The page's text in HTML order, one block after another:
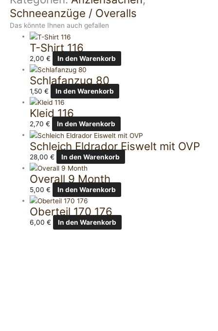
Schneeanzüge / Overalls
Das könnte Ihnen auch gefallen
T-Shirt 116
2,00€ In den Warenkorb
Schlafanzug 80
1,50€ In den Warenkorb
Kleid 116
2,70€ In den Warenkorb
Schleich Eldrador Eiswelt mit OVP
28,00€ In den Warenkorb
Overall 9 Month
5,00€ In den Warenkorb
Oberteil 170 176
6,00€ In den Warenkorb